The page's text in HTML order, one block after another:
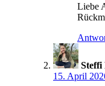
Liebe
Steffi
15. April